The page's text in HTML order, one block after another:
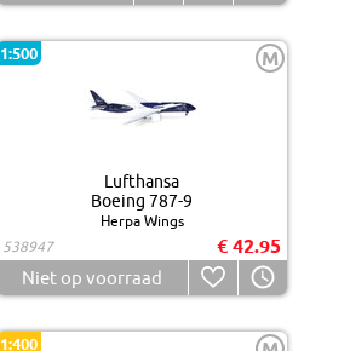
1:500 M
Lufthansa
Boeing 787-9
Herpa Wings
538947
€ 42.95
Niet op voorraad
1:400